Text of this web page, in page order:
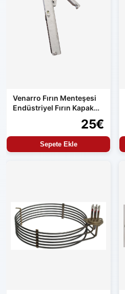
Venarro Fırın Menteşesi
Endüstriyel Fırın Kapak
Menteşesi Uyumlu Set25€
Sepete Ekle